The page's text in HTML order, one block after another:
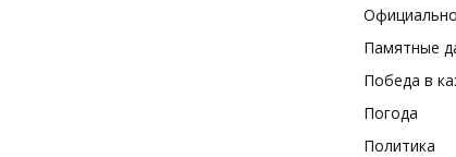
Официально
Памятные
Победа в
Погода
Политика